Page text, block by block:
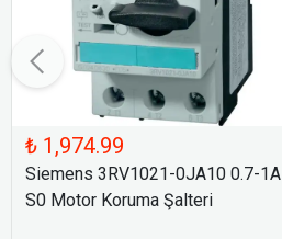
₺ 1,974.99
Siemens 3RV1021-0JA10 0.7-1A
S0 Motor Koruma Şalteri